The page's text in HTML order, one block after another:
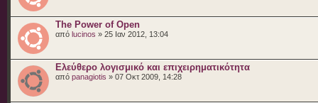
The Power of Open
από lucinos » 25 Ιαν 2012, 13:04
Ελεύθερο λογισμικό και επιχειρηματικότητα
από panagiotis » 07 Οκτ 2009, 14:28